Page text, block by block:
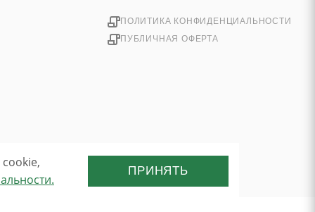
ПОЛИТИКА КОНФИДЕНЦИАЛЬНОСТИ
ПУБЛИЧНАЯ ОФЕРТА
ПРИНЯТЬ